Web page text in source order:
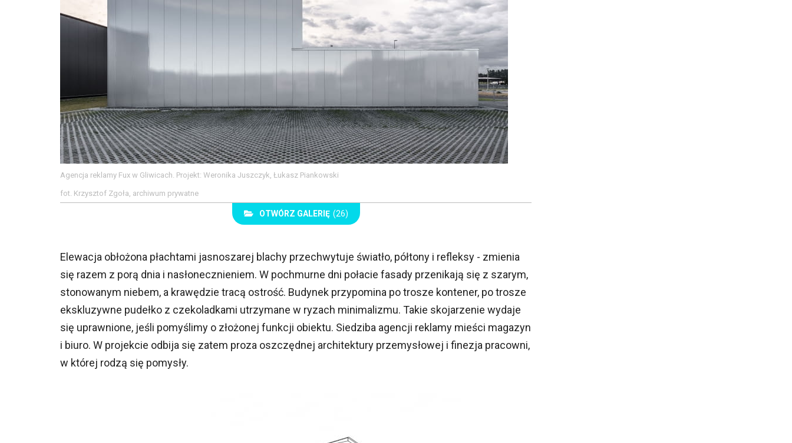
Agencja reklamy Fux w Gliwicach. Projekt: Weronika Juszczyk, Łukasz Piankowski
fot. Krzysztof Zgoła, archiwum prywatne
OTWÓRZ GALERIĘ (26)
Elewacja obłożona płachtami jasnoszarej blachy przechwytuje światło, półtony i refleksy - zmienia
się razem z porą dnia i nasłonecznieniem. W pochmurne dni połacie fasady przenikają się z szarym,
stonowanym niebem, a krawędzie tracą ostrość. Budynek przypomina po trosze kontener, po trosze
ekskluzywne pudełko z czekoladkami utrzymane w ryzach minimalizmu. Takie skojarzenie wydaje
się uprawnione, jeśli pomyślimy o złożonej funkcji obiektu. Siedziba agencji reklamy mieści magazyn
i biuro. W projekcie odbija się zatem proza oszczędnej architektury przemysłowej i finezja pracowni,
w której rodzą się pomysły.